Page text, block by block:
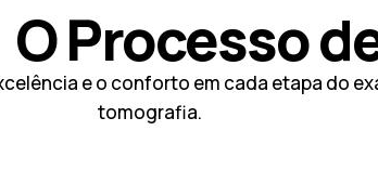
O Processo
e o conforto em cada etapa do
tomografia.